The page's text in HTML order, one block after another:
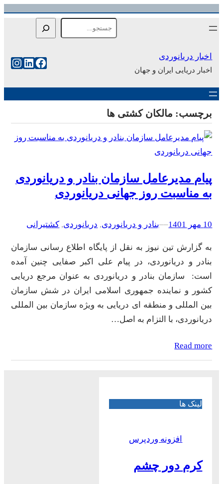
رفتن
به
اخبار دریانوردی
اخبار دریایی ایران و جهان
فیس‌بوک
برچسب: مالکان کشتی ها
پیام مدیرعامل سازمان بنادر و دریانوردی
به مناسبت روز جهانی دریانوردی
10 مهر 1401 –
–بنادر و دریانوردی, دریانوردی, کشتیرانی
به گزارش تین نیوز به نقل از پایگاه اطلاع رسانی سازمان
بنادر و دریانوردی، در پیام علی اکبر صفایی چنین آمده
است: سازمان بنادر و دریانوردی به عنوان مرجع دریایی
کشور و نماینده جمهوری اسلامی ایران در شش سازمان
بین المللی و منطقه ای دریایی به ویژه سازمان بین المللی
دریانوردی، با التزام به اصل…
Read more
لینک ها
افزونه وردپرس
کرم دور چشم